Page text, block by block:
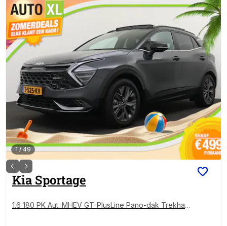
1/49
Kia Sportage
1.6 180 PK Aut. MHEV GT-PlusLine Pano-dak Trekhaa